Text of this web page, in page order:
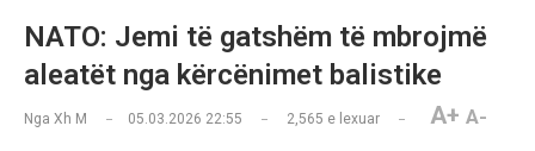
NATO: Jemi të gatshëm të mbrojmë
aleatët nga kërcënimet balistike
Nga Xh M 05.03.2026 22:55 2,565 e lexuar A+ A-